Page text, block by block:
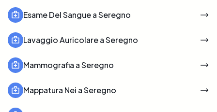
Esame Del Sangue a Seregno
Lavaggio Auricolare a Seregno
Mammografia a Seregno
Mappatura Nei a Seregno